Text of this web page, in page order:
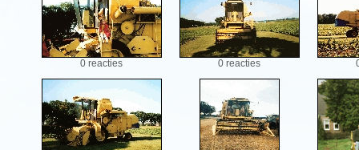
0 reacties 0 reacties